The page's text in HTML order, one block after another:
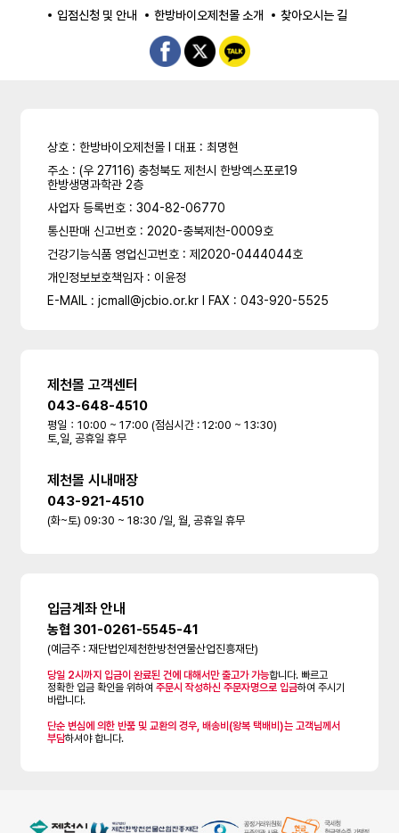
입점신청 및 안내
한방바이오제천몰 소개 찾아오시는 길
상호 : 한방바이오제천몰 l 대표 : 최명현
주소 : (우 27116) 충청북도 제천시 한방엑스포로19
한방생명과학관 2층
사업자 등록번호 : 304-82-06770
통신판매 신고번호 : 2020-충북제천-0009호
건강기능식품 영업신고번호 : 제2020-0444044호
개인정보보호책임자 : 이윤정
E-MAIL : jcmall@jcbio.or.kr l FAX : 043-920-5525
제천몰 고객센터
043-648-4510
평일：10:00 ~ 17:00 (점심시간 : 12:00 ~ 13:30)
토,일, 공휴일 휴무
제천몰 시내매장
043-921-4510
(화~토) 09:30 ~ 18:30 /일, 월, 공휴일 휴무
입금계좌 안내
농협 301-0261-5545-41
(예금주 : 재단법인제천한방천연물산업진흥재단)
당일 2시까지 입금이 완료된 건에 대해서만 출고가 가능합니다. 빠르고
정확한 입금 확인을 위하여주문시 작성하신 주문자명으로 입금하여 주시기
바랍니다.
단순 변심에 의한 반품 및 교환의 경우, 배송비(왕복 택배비)는 고객님께서
부담하셔야 합니다.